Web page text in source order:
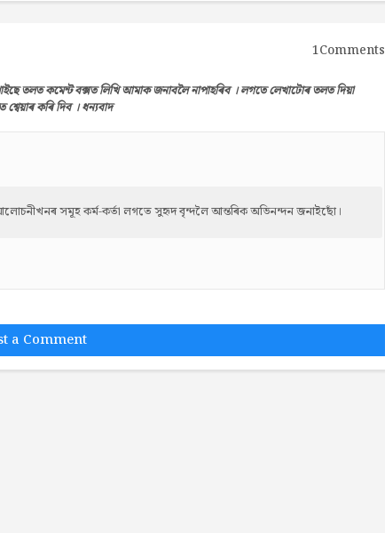
1Comments
তলত কমেন্ট বক্সত লিখি আমাক জনাবলৈ নাপাহৰিব । লগতে লেখাটোৰ তলত দিয়া
কৰি দিব । ধন্যবাদ
সমূহ কৰ্ম-কৰ্তা লগতে সুহৃদ বৃন্দলৈ আন্তৰিক অভিনন্দন জনাইছোঁ।
a Comment